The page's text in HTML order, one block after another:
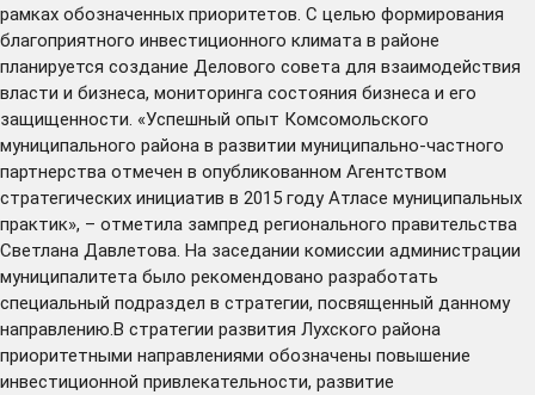
рамках обозначенных приоритетов. С целью формирования
благоприятного инвестиционного климата в районе
планируется создание Делового совета для взаимодействия
власти и бизнеса, мониторинга состояния бизнеса и его
защищенности. «Успешный опыт Комсомольского
муниципального района в развитии муниципально-частного
партнерства отмечен в опубликованном Агентством
стратегических инициатив в 2015 году Атласе муниципальных
практик», – отметила зампред регионального правительства
Светлана Давлетова. На заседании комиссии администрации
муниципалитета было рекомендовано разработать
специальный подраздел в стратегии, посвященный данному
направлению.В стратегии развития Лухского района
приоритетными направлениями обозначены повышение
инвестиционной привлекательности, развитие